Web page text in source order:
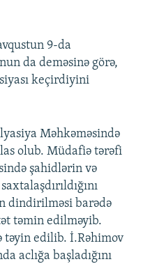
9-da
da deməsinə görə,
keçirdiyini
Məhkəməsində
olub. Müdafiə tərəfi
şahidlərin və
dindirilməsi barədə
təmin edilməyib.
təyin edilib. İ.Rəhimov
aclığa başladığını